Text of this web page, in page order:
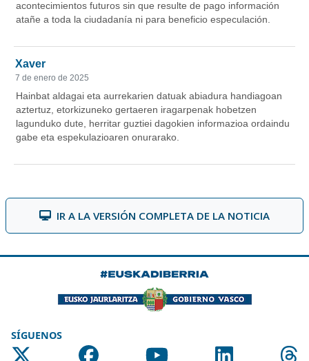
IR A LA VERSIÓN COMPLETA DE LA NOTICIA
SÍGUENOS